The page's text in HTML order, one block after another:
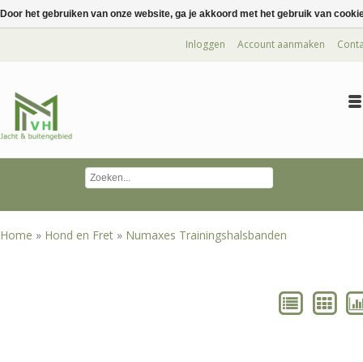
Inloggen Account aanmaken
Home » Hond en Fret » Numaxes Trainingshalsbanden
Door het gebruiken van onze website, ga je akkoord met het gebruik van